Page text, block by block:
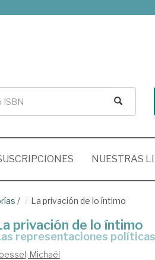
NUESTRAS
/ La privación de lo íntimo
privación de lo íntimo
las representaciones
Michaël